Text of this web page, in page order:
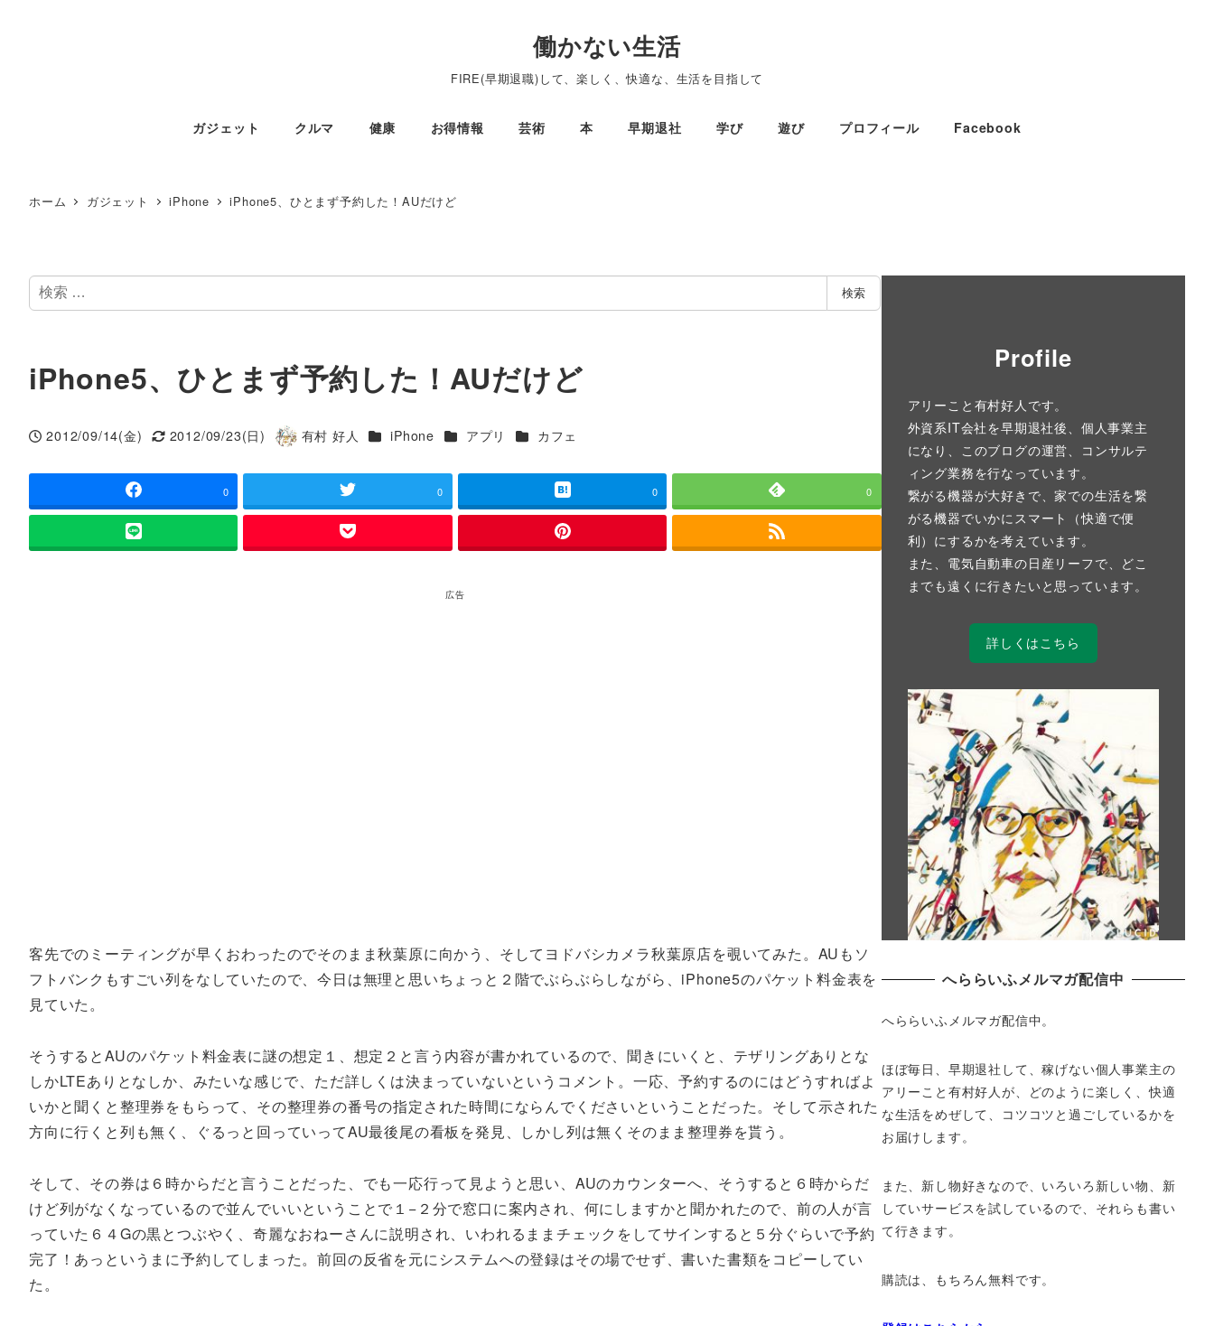
働かない生活
FIRE(早期退職)して、楽しく、快適な、生活を目指して
ガジェット クルマ 健康 お得情報 芸術 本 早期退社 学び 遊び プロフィール Facebook
ホーム ガジェット iPhone iPhone5、ひとまず予約した！AUだけど
検
索
検索
iPhone5、ひとまず予約した！AUだけど
投稿日
2012/09/14(金)
更新日
2012/09/23(日)
著
有村 好人 カテゴリー
iPhone カテゴリー
アプリ カテゴリー
カフェ
0 0 0 0
広告
客先でのミーティングが早くおわったのでそのまま秋葉原に向かう、そしてヨドバシカメラ秋葉原店を覗いてみた。AUもソ
フトバンクもすごい列をなしていたので、今日は無理と思いちょっと２階でぶらぶらしながら、iPhone5のパケット料金表を
見ていた。
そうするとAUのパケット料金表に謎の想定１、想定２と言う内容が書かれているので、聞きにいくと、テザリングありとな
しかLTEありとなしか、みたいな感じで、ただ詳しくは決まっていないというコメント。一応、予約するのにはどうすればよ
いかと聞くと整理券をもらって、その整理券の番号の指定された時間にならんでくださいということだった。そして示された
方向に行くと列も無く、ぐるっと回っていってAU最後尾の看板を発見、しかし列は無くそのまま整理券を貰う。
そして、その券は６時からだと言うことだった、でも一応行って見ようと思い、AUのカウンターへ、そうすると６時からだ
けど列がなくなっているので並んでいいということで１−２分で窓口に案内され、何にしますかと聞かれたので、前の人が言
っていた６４Gの黒とつぶやく、奇麗なおねーさんに説明され、いわれるままチェックをしてサインすると５分ぐらいで予約
完了！あっというまに予約してしまった。前回の反省を元にシステムへの登録はその場でせず、書いた書類をコピーしてい
た。
Profile
アリーこと有村好人です。
外資系IT会社を早期退社後、個人事業主
になり、このブログの運営、コンサルテ
ィング業務を行なっています。
繋がる機器が大好きで、家での生活を繋
がる機器でいかにスマート（快適で便
利）にするかを考えています。
また、電気自動車の日産リーフで、どこ
までも遠くに行きたいと思っています。
詳しくはこちら
へららいふメルマガ配信中
へららいふメルマガ配信中。
ほぼ毎日、早期退社して、稼げない個人事業主の
アリーこと有村好人が、どのように楽しく、快適
な生活をめぜして、 コツコツと過ごしているかを
お届けします。
また、新し物好きなので、いろいろ新しい物、 新
していサービスを試しているので、それらも書い
て行きます。
購読は、もちろん無料です。